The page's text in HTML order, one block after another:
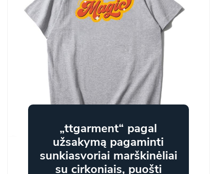
„ttgarment“ pagal
užsakymą pagaminti
sunkiasvoriai marškinėliai
su cirkoniais, puošti